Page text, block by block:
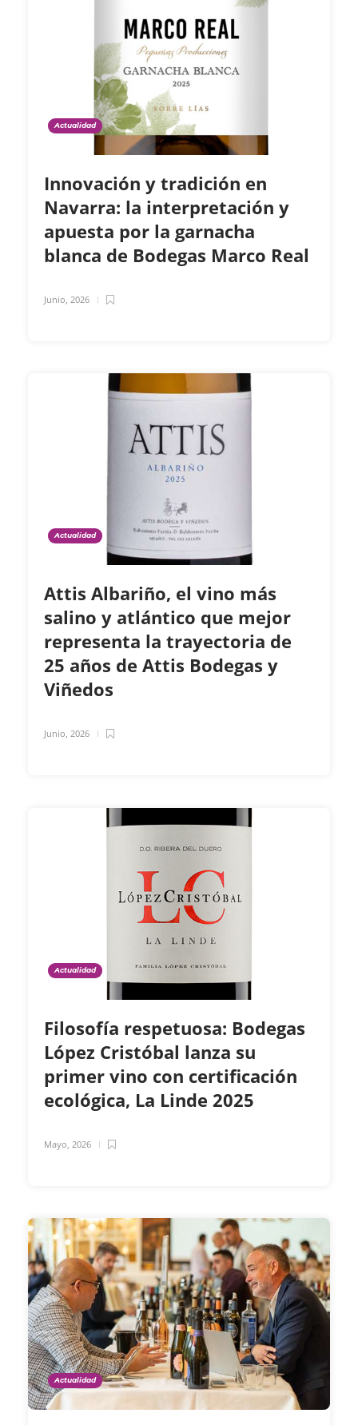
Actualidad
Innovación y tradición en
Navarra: la interpretación y
apuesta por la garnacha
blanca de Bodegas Marco Real
Junio, 2026
Actualidad
Attis Albariño, el vino más
salino y atlántico que mejor
representa la trayectoria de
25 años de Attis Bodegas y
Viñedos
Junio, 2026
Actualidad
Filosofía respetuosa: Bodegas
López Cristóbal lanza su
primer vino con certificación
ecológica, La Linde 2025
Mayo, 2026
Actualidad